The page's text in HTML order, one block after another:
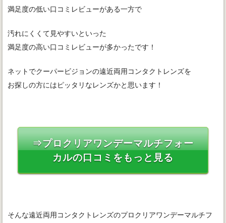
満足度の低い口コミレビューがある一方で
汚れにくくて見やすいといった
満足度の高い口コミレビューが多かったです！
ネットでクーパービジョンの遠近両用コンタクトレンズを
お探しの方にはピッタリなレンズかと思います！
⇒プロクリアワンデーマルチフォー
カルの口コミをもっと見る
そんな遠近両用コンタクトレンズのプロクリアワンデーマルチフ